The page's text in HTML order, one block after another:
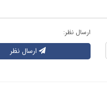
ارسال نظر:
ارسال نظر